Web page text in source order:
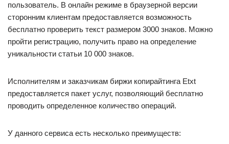
пользователь. В онлайн режиме в браузерной версии
сторонним клиентам предоставляется возможность
бесплатно проверить текст размером 3000 знаков. Можно
пройти регистрацию, получить право на определение
уникальности статьи 10 000 знаков.
Исполнителям и заказчикам биржи копирайтинга Etxt
предоставляется пакет услуг, позволяющий бесплатно
проводить определенное количество операций.
У данного сервиса есть несколько преимуществ: